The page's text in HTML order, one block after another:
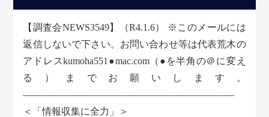
【調査会NEWS3549】（R4.1.6） ※このメールには
返信しないで下さい。お問い合わせ等は代表荒木の
アドレスkumoha551●mac.com（●を半角の＠に変え
る）までお願いします。
――――――――――――――――――――――
＜「情報収集に全力」＞